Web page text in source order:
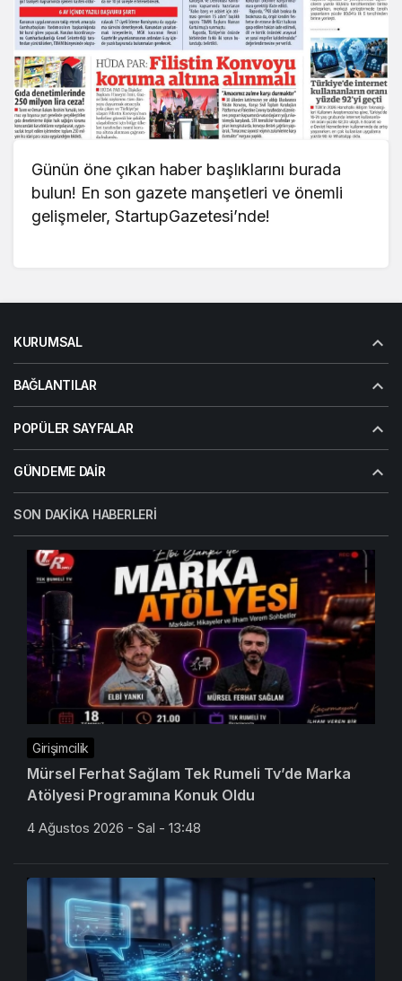
Günün öne çıkan haber başlıklarını burada
bulun! En son gazete manşetleri ve önemli
gelişmeler,StartupGazetesi’nde!
KURUMSAL
BAĞLANTILAR
POPÜLER SAYFALAR
GÜNDEME DAIR
SON DAKIKA HABERLERI
Girişimcilik
Mürsel Ferhat Sağlam Tek Rumeli Tv’de Marka
Atölyesi Programına Konuk Oldu
4 Ağustos 2026 - Sal - 13:48